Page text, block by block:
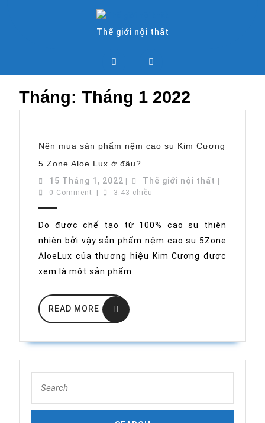
Thế giới nội thất
Open
Button
Tháng: Tháng 1 2022
Nên mua sản phẩm nệm cao su Kim Cương
5 Zone Aloe Lux ở đâu?
sản
phẩm
nệm
Kim
5
Zone
Aloe
15 Tháng 1, 2022 15
Tháng
| Thế giới nội thất Thế
|
0 Comment
| 3:43 chiều
Do được chế tạo từ 100% cao su thiên
nhiên bởi vậy sản phẩm nệm cao su 5Zone
AloeLux của thương hiệu Kim Cương được
xem là một sản phẩm
READ MORE
READ
MORE
for: